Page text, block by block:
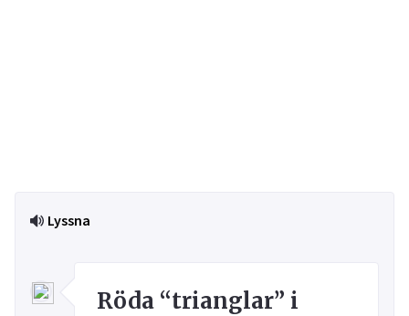
Lyssna
Röda “trianglar” i